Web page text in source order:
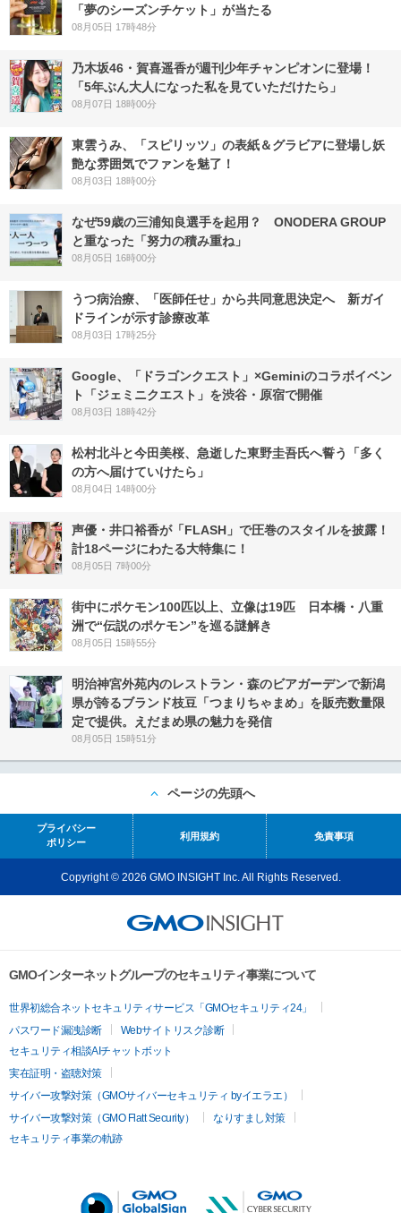
「夢のシーズンチケット」が当たる
08月05日 17時48分
乃木坂46・賀喜遥香が週刊少年チャンピオンに登場！
「5年ぶん大人になった私を見ていただけたら」
08月07日 18時00分
東雲うみ、「スピリッツ」の表紙＆グラビアに登場し妖
艶な雰囲気でファンを魅了！
08月03日 18時00分
なぜ59歳の三浦知良選手を起用？ ONODERA GROUP
と重なった「努力の積み重ね」
08月05日 16時00分
うつ病治療、「医師任せ」から共同意思決定へ 新ガイ
ドラインが示す診療改革
08月03日 17時25分
Google、「ドラゴンクエスト」×Geminiのコラボイベン
ト「ジェミニクエスト」を渋谷・原宿で開催
08月03日 18時42分
松村北斗と今田美桜、急逝した東野圭吾氏へ誓う「多く
の方へ届けていけたら」
08月04日 14時00分
声優・井口裕香が「FLASH」で圧巻のスタイルを披露！
計18ページにわたる大特集に！
08月05日 7時00分
街中にポケモン100匹以上、立像は19匹 日本橋・八重
洲で“伝説のポケモン”を巡る謎解き
08月05日 15時55分
明治神宮外苑内のレストラン・森のビアガーデンで新潟
県が誇るブランド枝豆「つまりちゃまめ」を販売数量限
定で提供。えだまめ県の魅力を発信
08月05日 15時51分
ページの先頭へ
プライバシー
ポリシー
利用規約 免責事項
Copyright © 2026 GMO INSIGHT Inc. All Rights Reserved.
GMOインターネットグループのセキュリティ事業について
世界初総合ネットセキュリティサービス「GMOセキュリティ24」
パスワード漏洩診断
Webサイトリスク診断
セキュリティ相談AIチャットボット
実在証明・盗聴対策
サイバー攻撃対策（GMOサイバーセキュリティ byイエラエ）
サイバー攻撃対策（GMO Flatt Security）
なりすまし対策
セキュリティ事業の軌跡